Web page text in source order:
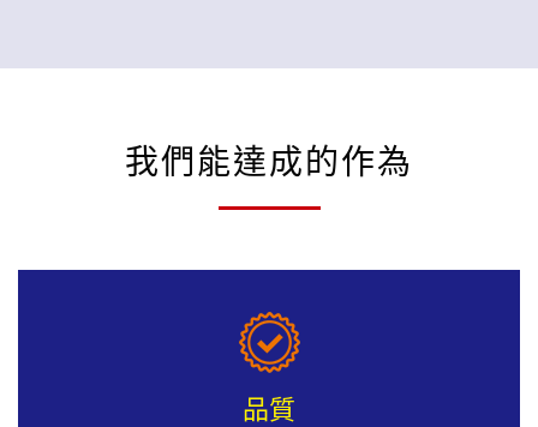
我們能達成的作為
品質